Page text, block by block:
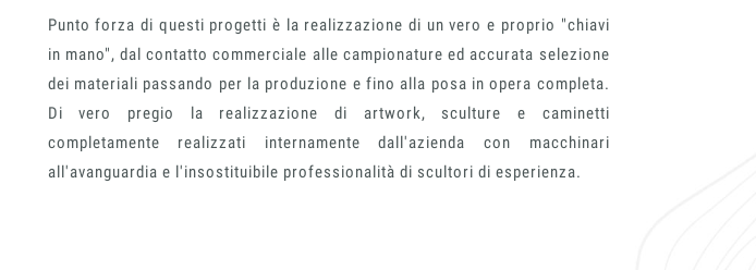
Punto forza di questi progetti è la realizzazione di un vero e proprio "chiavi
in mano", dal contatto commerciale alle campionature ed accurata selezione
dei materiali passando per la produzione e fino alla posa in opera completa.
Di vero pregio la realizzazione di artwork, sculture e caminetti
completamente realizzati internamente dall'azienda con macchinari
all'avanguardia e l'insostituibile professionalità di scultori di esperienza.